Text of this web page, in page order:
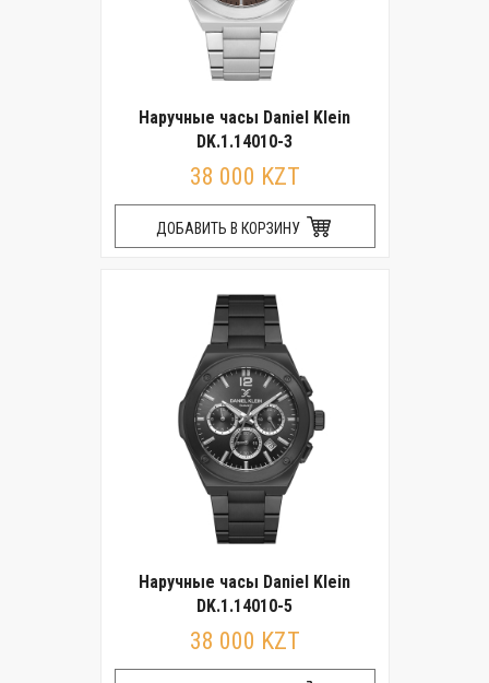
Наручные часы Daniel Klein
DK.1.14010-3
38 000 KZT
ДОБАВИТЬ В КОРЗИНУ
Наручные часы Daniel Klein
DK.1.14010-5
38 000 KZT